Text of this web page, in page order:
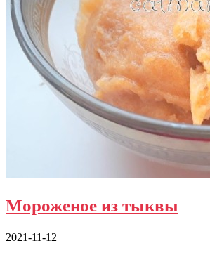
Мороженое из тыквы
2021-11-12